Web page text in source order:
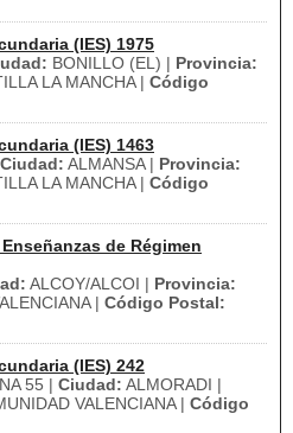
(IES) 1975
BONILLO (EL) | Provincia:
LA MANCHA | Código
(IES) 1463
Ciudad: ALMANSA | Provincia:
LA MANCHA | Código
de Régimen
ALCOY/ALCOI | Provincia:
| Código Postal:
(IES) 242
55 | Ciudad: ALMORADI |
VALENCIANA | Código